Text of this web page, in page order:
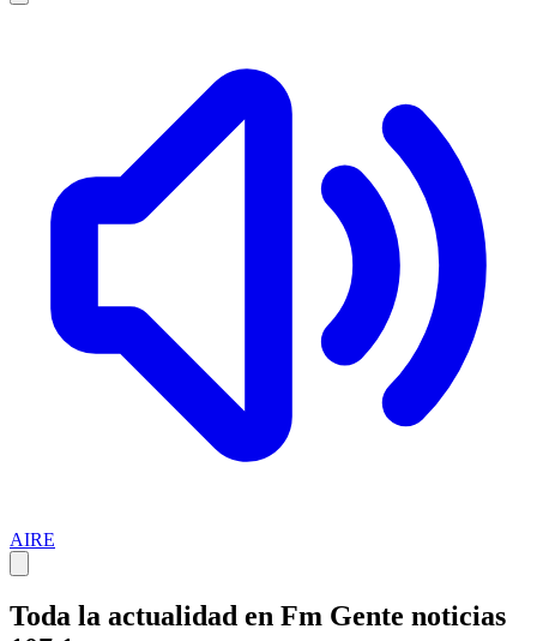
AIRE
Toda la actualidad en Fm Gente noticias